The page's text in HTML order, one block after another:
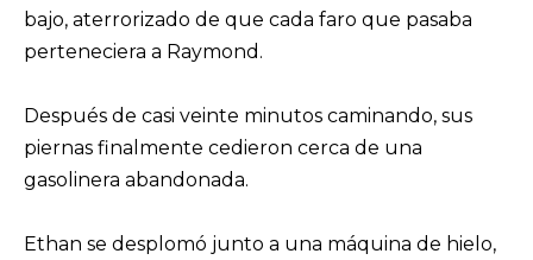
bajo, aterrorizado de que cada faro que pasaba
perteneciera a Raymond.
Después de casi veinte minutos caminando, sus
piernas finalmente cedieron cerca de una
gasolinera abandonada.
Ethan se desplomó junto a una máquina de hielo,